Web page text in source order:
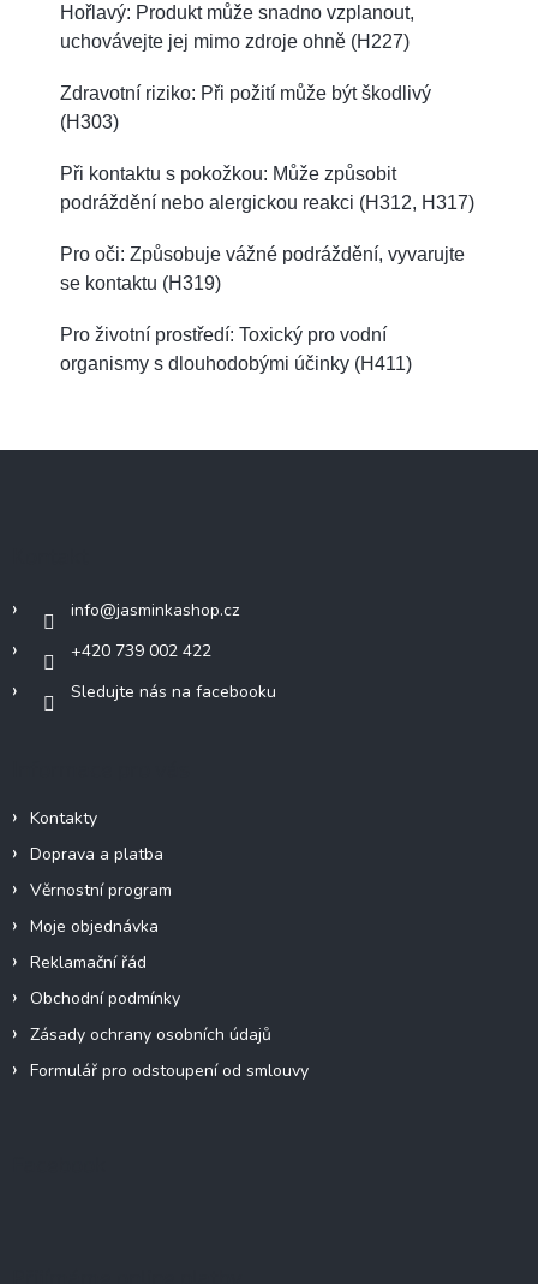
Hořlavý: Produkt může snadno vzplanout,
uchovávejte jej mimo zdroje ohně (H227)
Zdravotní riziko: Při požití může být škodlivý
(H303)
Při kontaktu s pokožkou: Může způsobit
podráždění nebo alergickou reakci (H312, H317)
Pro oči: Způsobuje vážné podráždění, vyvarujte
se kontaktu (H319)
Pro životní prostředí: Toxický pro vodní
organismy s dlouhodobými účinky (H411)
info@jasminkashop.cz
+420 739 002 422
Sledujte nás na facebooku
Kontakty
Doprava a platba
Věrnostní program
Moje objednávka
Reklamační řád
Obchodní podmínky
Zásady ochrany osobních údajů
Formulář pro odstoupení od smlouvy